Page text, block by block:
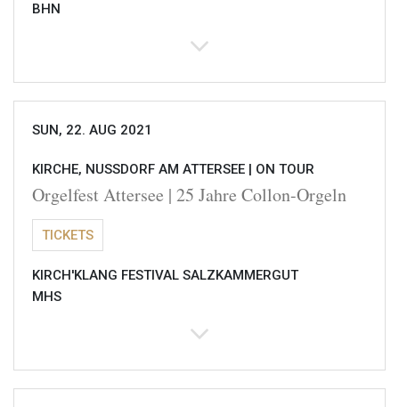
BHN
SUN, 22. AUG 2021
KIRCHE, NUSSDORF AM ATTERSEE | ON TOUR
Orgelfest Attersee | 25 Jahre Collon-Orgeln
TICKETS
KIRCH'KLANG FESTIVAL SALZKAMMERGUT
MHS